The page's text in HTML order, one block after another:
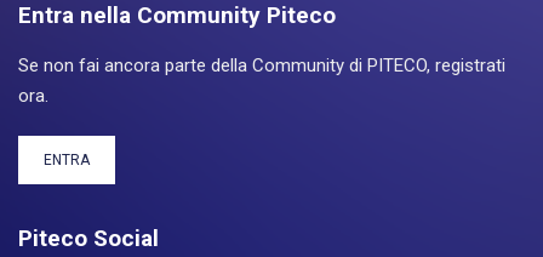
Entra nella Community Piteco
Se non fai ancora parte della Community di PITECO, registrati
ora.
ENTRA
Piteco Social